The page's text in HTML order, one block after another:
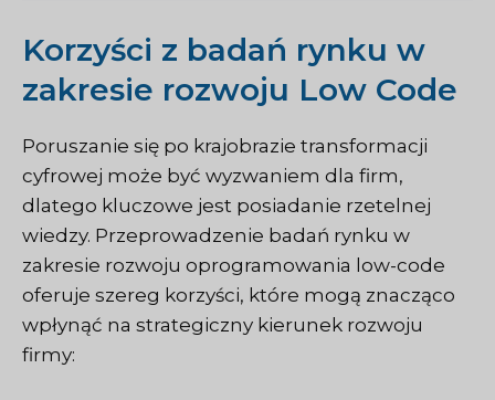
Korzyści z badań rynku w
zakresie rozwoju Low Code
Poruszanie się po krajobrazie transformacji
cyfrowej może być wyzwaniem dla firm,
dlatego kluczowe jest posiadanie rzetelnej
wiedzy. Przeprowadzenie badań rynku w
zakresie rozwoju oprogramowania low-code
oferuje szereg korzyści, które mogą znacząco
wpłynąć na strategiczny kierunek rozwoju
firmy: